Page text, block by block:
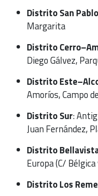
Distrito San
Margarita
Distrito
Diego Gálvez,
Distrito
Amoríos, Campo
Distrito Sur:
Juan Fernández,
Distrito
Europa (C/ Bélgica
Distrito Los